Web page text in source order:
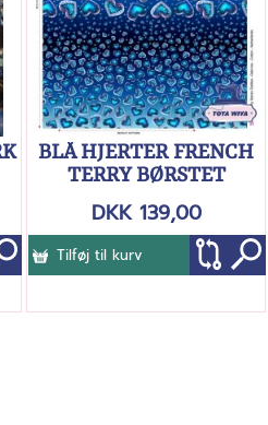
BLÅ HJERTER FRENCH
TERRY BØRSTET
BAGSIDE
DKK 139,00
Tilføj til kurv